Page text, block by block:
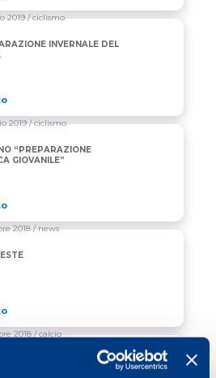
2019/ ciclismo
INVERNALE DEL
2019/ ciclismo
“PREPARAZIONE
GIOVANILE”
2018/ news
2018/ calcio
PER LE CALCIATRICI DEL